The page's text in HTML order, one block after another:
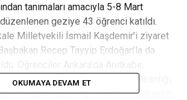
tanımaları amacıyla 5-8 Mart
geziye 43 öğrenci katıldı.
Milletvekili İsmail Kaşdemir’i ziyaret
Recep Tayyip Erdoğan’la da
Müze Köşkü, Dış İşleri Bakanlığı,
ve Spor Bakanlığı, Kalkınma Bakanlığı,
OKUMAYA DEVAM ET